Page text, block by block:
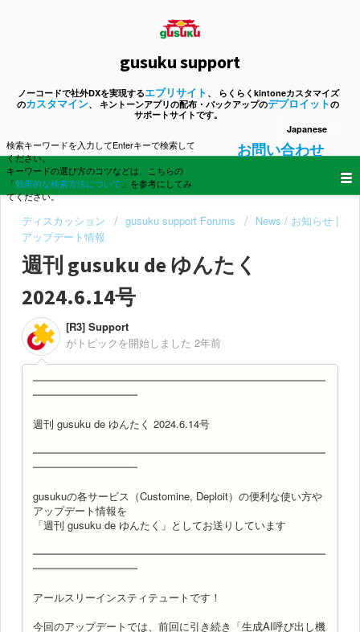
gusuku support
ノーコードで社外DXを実現するエブリサイト 、 らくらくkintoneカスタマイズ
のカスタマイン、 キントーンアプリの配布・バックアップのデプロイットの
サポートサイトです。
Japanese
検索キーワードを入力してEnterキーで検索して
ください。
キーワードの選び方のコツなどは、こちらの
「効果的な検索方法について 」を参考にしてみ
てください。
お問い合わせ
ディスカッション gusuku support Forums
News / お知らせ |
アップデート情報
週刊 gusuku de ゆんたく
2024.6.14号
[R3] Support
がトピックを開始しました 2年前
━━━━━━━━━━━━━━━━━━━━━━━━━━━━
━━━━━━━━━━
週刊 gusuku de ゆんたく 2024.6.14号
━━━━━━━━━━━━━━━━━━━━━━━━━━━━
━━━━━━━━━━
gusukuの各サービス（Customine, Deploit）の便利な使い方や
アップデート情報を
「週刊 gusuku de ゆんたく」としてお送りしています
━━━━━━━━━━━━━━━━━━━━━━━━━━━━
━━━━━━━━━━
アールスリーインスティテュートです！
今回のアップデートでは、前回に引き続き「生成AI呼び出し機